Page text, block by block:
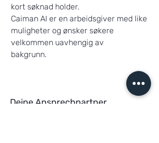
kort søknad holder.
Caiman AI er en arbeidsgiver med like
muligheter og ønsker søkere
velkommen uavhengig av
bakgrunn.
Deine Ansprechpartner